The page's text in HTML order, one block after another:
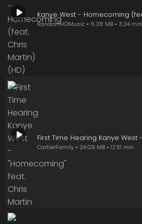
RandomHDMusic • 6.38 MB • 3:24 min
CartierFamily • 24.09 MB • 12:51 min